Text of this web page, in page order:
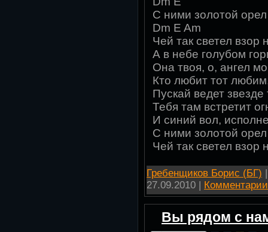
С ними золотой
Dm E Am
Чей так светел
А в небе голубом
Она твоя, о, ангел
Кто любит тот
Пускай ведет
Тебя там встретит
И синий вол,
С ними золотой
Чей так светел
Гребенщиков Борис (БГ)
27.09.2010 |
Вы рядом с